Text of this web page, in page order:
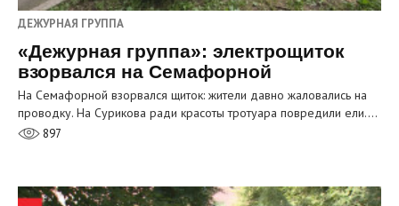
ДЕЖУРНАЯ ГРУППА
«Дежурная группа»: электрощиток
взорвался на Семафорной
На Семафорной взорвался щиток: жители давно жаловались на
проводку. На Сурикова ради красоты тротуара повредили ели.…
897